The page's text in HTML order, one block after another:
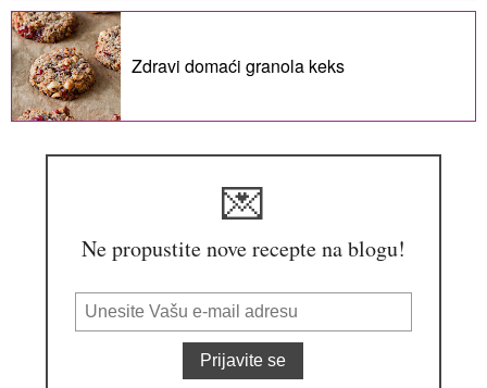
Zdravi domaći granola keks
💌
Ne propustite nove recepte na blogu!
Prijavite se